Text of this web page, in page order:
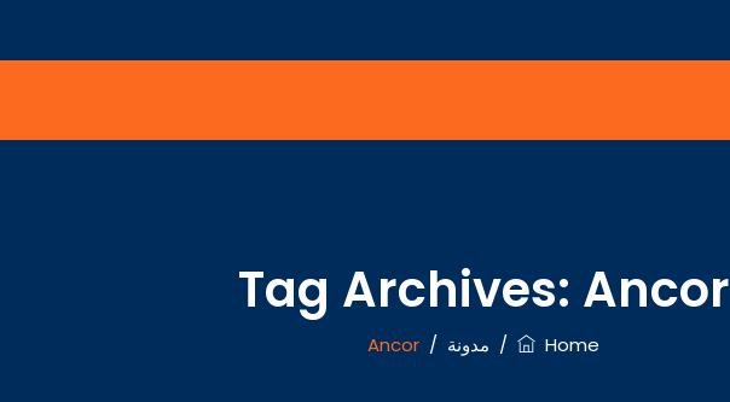
Tag Archives: Ancor
Home
/ مدونة /
Ancor